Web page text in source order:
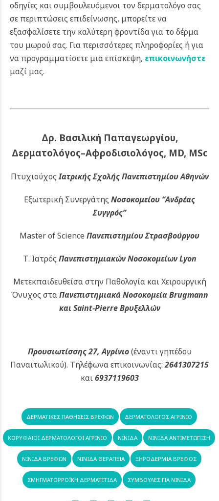
οδηγίες και συμβουλευόμενοι τον δερματολόγο σας
σε περιπτώσεις επιδείνωσης, μπορείτε να
εξασφαλίσετε την καλύτερη φροντίδα για το δέρμα
του μωρού σας. Για περισσότερες πληροφορίες ή για
να προγραμματίσετε μια επίσκεψη, επικοινωνήστε
μαζί μας.
Δρ. Βασιλική Παπαγεωργίου,
Δερματολόγος–Αφροδισιολόγος, MD, MSc
ΠτυχιούχοςΙατρικής Σχολής Πανεπιστημίου Αθηνών
Εξωτερική Συνεργάτης Νοσοκομείου “Ανδρέας
Συγγρός”
Master of Science Πανεπιστημίου Στρασβούργου
Τ. Ιατρός Πανεπιστημιακών Νοσοκομείων Lyon
Μετεκπαιδευθείσα στην Παθολογία και Χειρουργική
Όνυχος σταΠανεπιστημιακά Νοσοκομεία Brugmann
και Saint-Pierre Βρυξελλών
Προυσιωτίσσης 27, Αγρίνιο(έναντι γηπέδου
Παναιτωλικού). Τηλέφωνα επικοινωνίας:2641307215
και6937119603
ΔΕΡΜΑΤΙΚΈΣ ΠΑΘΉΣΕΙΣ ΒΡΕΦΏΝ ΔΕΡΜΑΤΟΛΟΓΟΣ ΑΓΡΊΝΙΟ
ΚΟΡΥΦΑΊΟΙ ΔΕΡΜΑΤΟΛΌΓΟΙ ΑΓΡΊΝΙΟ ΝΙΝΊΔΑ ΝΙΝΊΔΑ ΑΝΤΙΜΕΤΏΠΙΣΗ
ΝΙΝΊΔΑ ΒΡΕΦΏΝ ΝΙΝΊΔΑ ΘΕΡΑΠΕΊΑ ΞΗΡΟΔΕΡΜΊΑ ΒΡΈΦΟΣ
ΣΜΗΓΜΑΤΟΡΡΟΪΚΉ ΔΕΡΜΑΤΊΤΙΔΑ ΣΥΜΒΟΥΛΈΣ ΓΙΑ ΝΙΝΊΔΑ